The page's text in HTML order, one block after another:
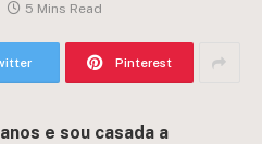
5 Mins Read
Pinterest
e sou casada a